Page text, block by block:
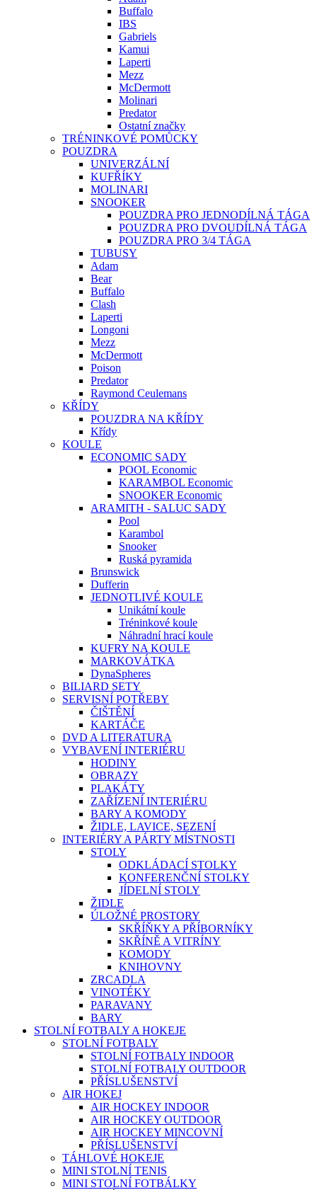
Buffalo
IBS
Gabriels
Kamui
Laperti
Mezz
McDermott
Molinari
Predator
Ostatní značky
TRÉNINKOVÉ POMŮCKY
POUZDRA
UNIVERZÁLNÍ
KUFŘÍKY
MOLINARI
SNOOKER
POUZDRA PRO JEDNODÍLNÁ TÁGA
POUZDRA PRO DVOUDÍLNÁ TÁGA
POUZDRA PRO 3/4 TÁGA
TUBUSY
Adam
Bear
Buffalo
Clash
Laperti
Longoni
Mezz
McDermott
Poison
Predator
Raymond Ceulemans
KŘÍDY
POUZDRA NA KŘÍDY
Křídy
KOULE
ECONOMIC SADY
POOL Economic
KARAMBOL Economic
SNOOKER Economic
ARAMITH - SALUC SADY
Pool
Karambol
Snooker
Ruská pyramida
Brunswick
Dufferin
JEDNOTLIVÉ KOULE
Unikátní koule
Tréninkové koule
Náhradní hrací koule
KUFRY NA KOULE
MARKOVÁTKA
DynaSpheres
BILIARD SETY
SERVISNÍ POTŘEBY
ČIŠTĚNÍ
KARTÁČE
DVD A LITERATURA
VYBAVENÍ INTERIÉRU
HODINY
OBRAZY
PLAKÁTY
ZAŘÍZENÍ INTERIÉRU
BARY A KOMODY
ŽIDLE, LAVICE, SEZENÍ
INTERIÉRY A PÁRTY MÍSTNOSTI
STOLY
ODKLÁDACÍ STOLKY
KONFERENČNÍ STOLKY
JÍDELNÍ STOLY
ŽIDLE
ÚLOŽNÉ PROSTORY
SKŘÍŇKY A PŘÍBORNÍKY
SKŘÍNĚ A VITRÍNY
KOMODY
KNIHOVNY
ZRCADLA
VINOTÉKY
PARAVANY
BARY
STOLNÍ FOTBALY A HOKEJE
STOLNÍ FOTBALY
STOLNÍ FOTBALY INDOOR
STOLNÍ FOTBALY OUTDOOR
PŘÍSLUŠENSTVÍ
AIR HOKEJ
AIR HOCKEY INDOOR
AIR HOCKEY OUTDOOR
AIR HOCKEY MINCOVNÍ
PŘÍSLUŠENSTVÍ
TÁHLOVÉ HOKEJE
MINI STOLNÍ TENIS
MINI STOLNÍ FOTBÁLKY